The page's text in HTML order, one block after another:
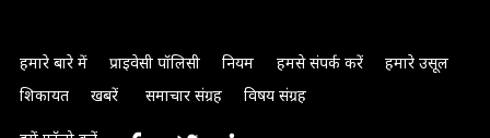
हमारे बारे में प्राइवेसी पॉलिसी नियम हमसे संपर्क करें
हमारे उसूल
शिकायत
खबरें समाचार संग्रह विषय संग्रह